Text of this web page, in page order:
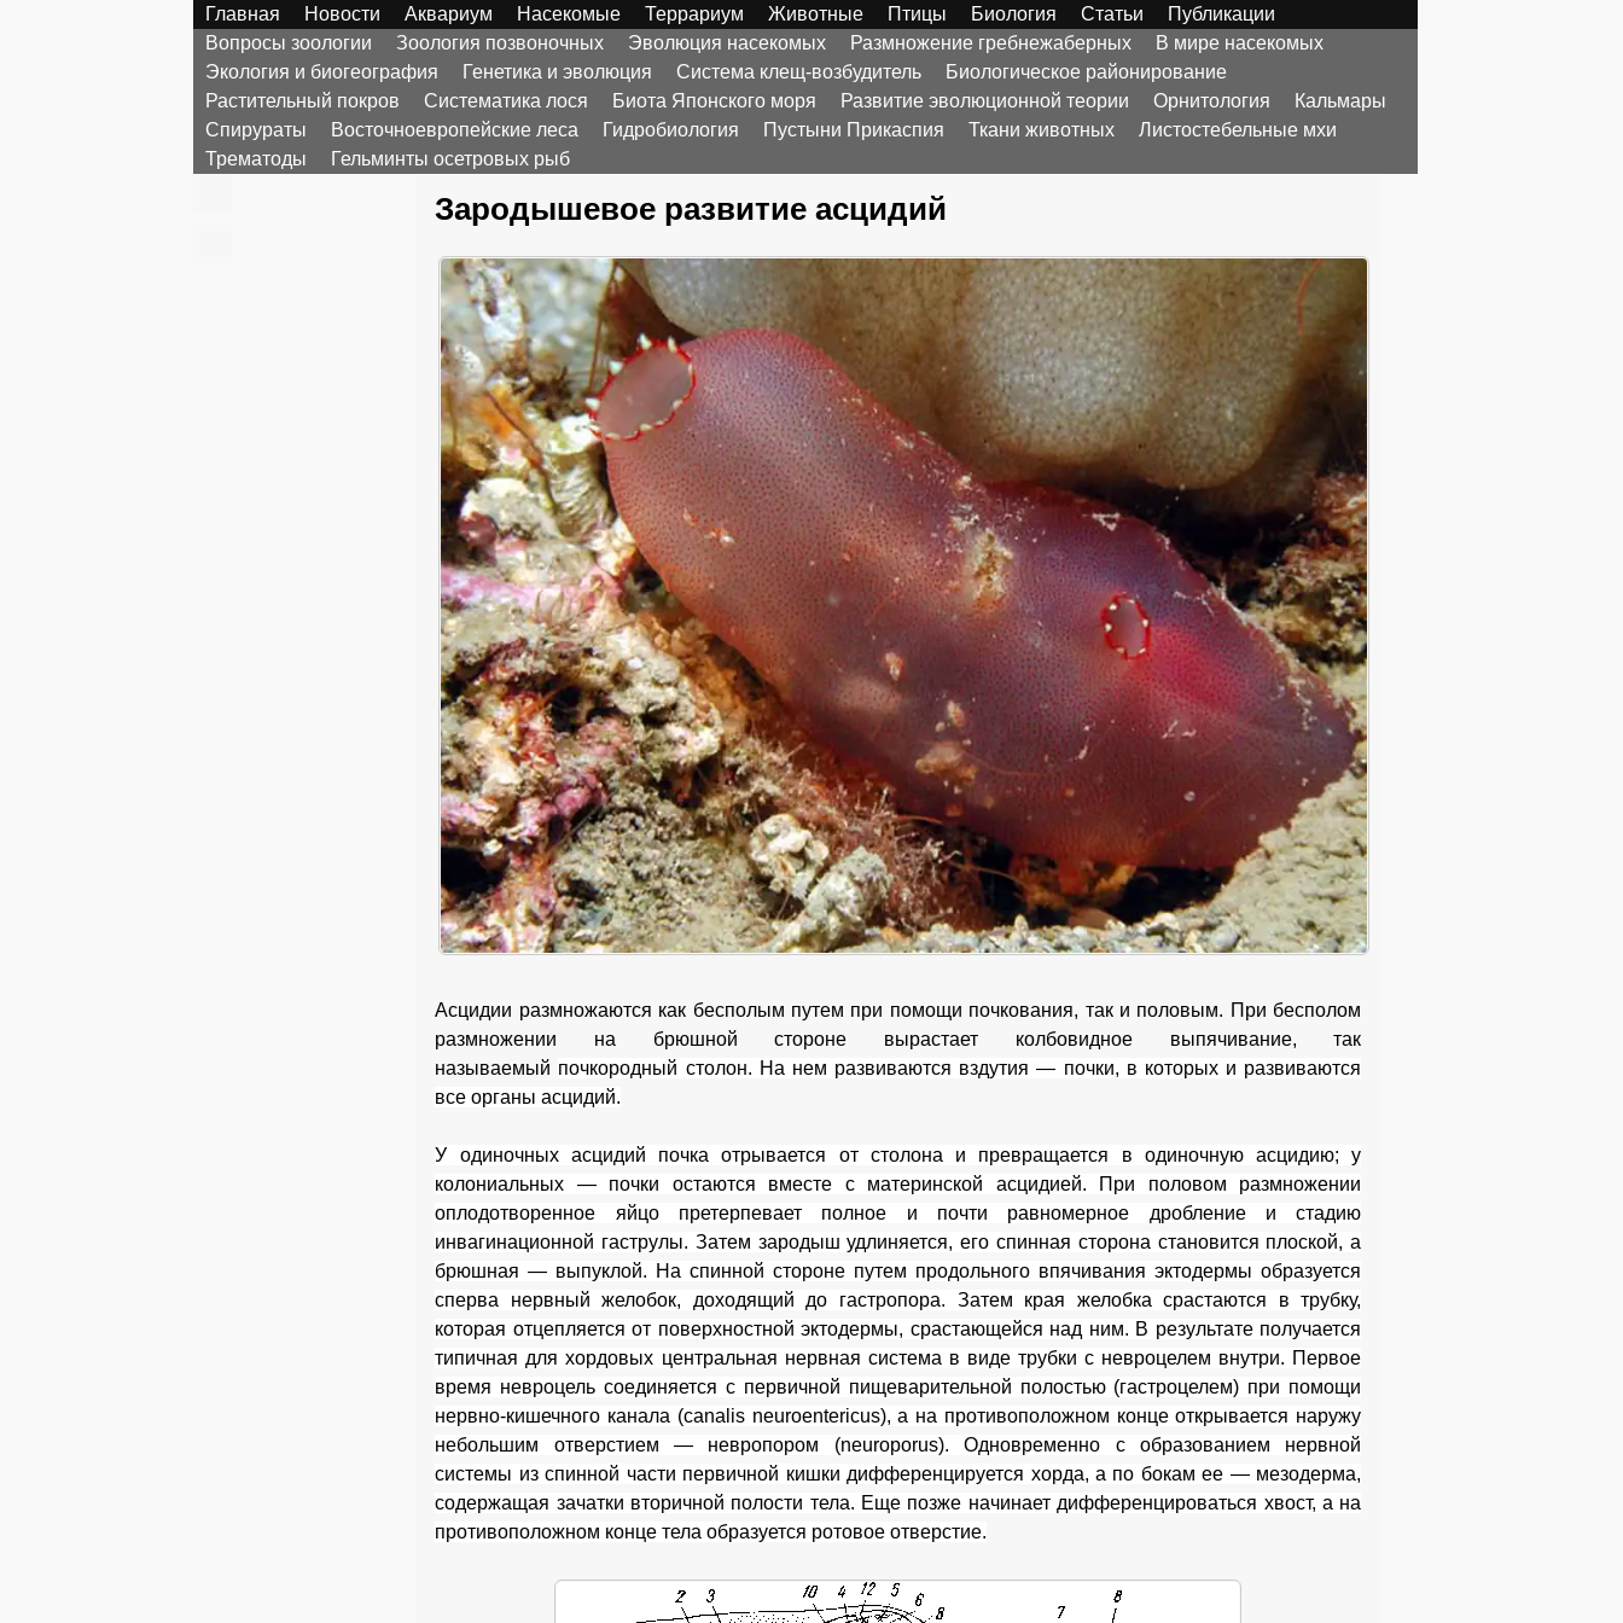
Главная Новости Аквариум Насекомые Террариум Животные Птицы Биология Статьи
Публикации
Вопросы зоологии
Зоология позвоночных Эволюция насекомых Размножение гребнежаберных
В мире насекомых
Экология и биогеография
Генетика и эволюция Система клещ-возбудитель
Биологическое районирование
Растительный покров
Систематика лося Биота Японского моря Развитие эволюционной теории Орнитология
Кальмары
Спирураты
Восточноевропейские леса Гидробиология Пустыни Прикаспия Ткани животных
Листостебельные мхи
Трематоды
Гельминты осетровых рыб
Зародышевое развитие асцидий
Асцидии размножаются как бесполым путем при помощи почкования, так и половым. При бесполом
размножении на брюшной стороне вырастает колбовидное выпячивание, так
называемый почкородный столон. На нем развиваются вздутия — почки, в которых и развиваются
все органы асцидий.
У одиночных асцидий почка отрывается от столона и превращается в одиночную асцидию; у
колониальных — почки остаются вместе с материнской асцидией. При половом размножении
оплодотворенное яйцо претерпевает полное и почти равномерное дробление и стадию
инвагинационной гаструлы. Затем зародыш удлиняется, его спинная сторона становится плоской, а
брюшная — выпуклой. На спинной стороне путем продольного впячивания эктодермы образуется
сперва нервный желобок, доходящий до гастропора. Затем края желобка срастаются в трубку,
которая отцепляется от поверхностной эктодермы, срастающейся над ним. В результате получается
типичная для хордовых центральная нервная система в виде трубки с невроцелем внутри. Первое
время невроцель соединяется с первичной пищеварительной полостью (гастроцелем) при помощи
нервно-кишечного канала (canalis neuroentericus), а на противоположном конце открывается наружу
небольшим отверстием — невропором (neuroporus). Одновременно с образованием нервной
системы из спинной части первичной кишки дифференцируется хорда, а по бокам ее — мезодерма,
содержащая зачатки вторичной полости тела. Еще позже начинает дифференцироваться хвост, а на
противоположном конце тела образуется ротовое отверстие.